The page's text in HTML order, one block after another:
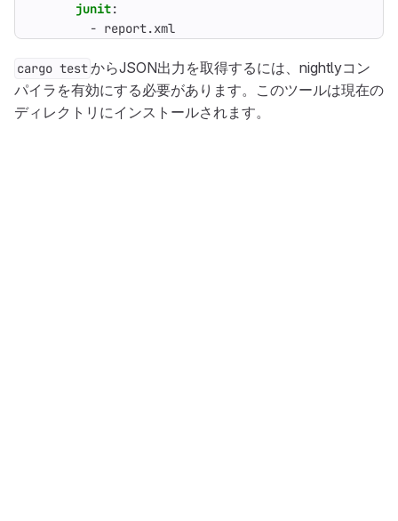
junit:
- report.xml
cargo testからJSON出力を取得するには、nightlyコン
パイラを有効にする必要があります。このツールは現在の
ディレクトリにインストールされます。